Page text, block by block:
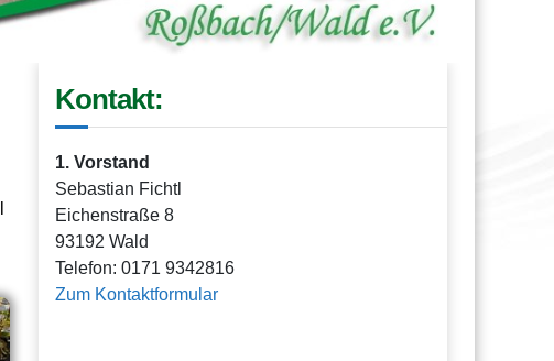
Kontakt:
1. Vorstand
Sebastian Fichtl
Eichenstraße 8
93192 Wald
Telefon: 0171 9342816
Zum Kontaktformular